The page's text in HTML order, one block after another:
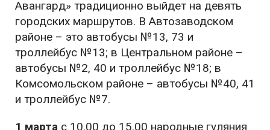
Авангард» традиционно выйдет на девять
городских маршрутов. В Автозаводском
районе – это автобусы №13, 73 и
троллейбус №13; в Центральном районе –
автобусы №2, 40 и троллейбус №18; в
Комсомольском районе – автобусы №40, 41
и троллейбус №7.
1 марта с 10.00 до 15.00 народные гуляния